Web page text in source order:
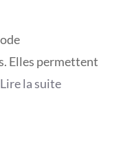
Elles permettent
Lire la suite